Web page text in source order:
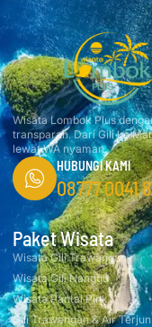
Wisata Lombok Plus
transparan. Dari Gili ke
lewat WA nyaman.
HUBUNGI KAMI
08777 0041
Paket Wisata
Wisata Gili Trawangan
Wisata Gili Nanggu
Wisata Pantai Pink
Gili Trawangan & Air Terjun